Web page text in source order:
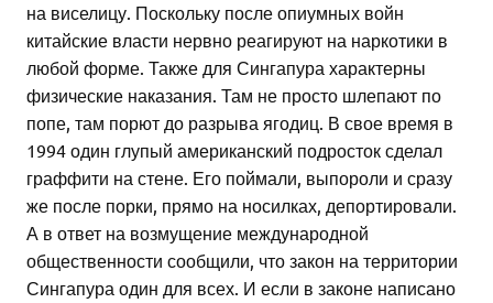
на виселицу. Поскольку после опиумных войн
китайские власти нервно реагируют на наркотики в
любой форме. Также для Сингапура характерны
физические наказания. Там не просто шлепают по
попе, там порют до разрыва ягодиц. В свое время в
1994 один глупый американский подросток сделал
граффити на стене. Его поймали, выпороли и сразу
же после порки, прямо на носилках, депортировали.
А в ответ на возмущение международной
общественности сообщили, что закон на территории
Сингапура один для всех. И если в законе написано